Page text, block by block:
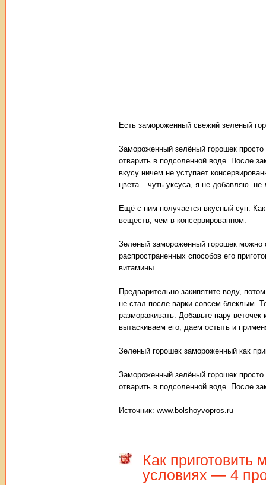
Есть замороженный свежий зеленый
Замороженный зелёный горошек
отварить в подсоленной воде. После
вкусу ничем не уступает
цвета – чуть уксуса, я не добавляю.
Ещё с ним получается вкусный суп.
веществ, чем в консервированном.
Зеленый замороженный горошек можно
распространенных способов его
витамины.
Предварительно закипятите воду,
не стал после варки совсем блеклым.
размораживать. Добавьте пару
вытаскиваем его, даем остыть и
Зеленый горошек замороженный как
Замороженный зелёный горошек
отварить в подсоленной воде. После
Источник: www.bolshoyvopros.ru
Как
условиях — 4